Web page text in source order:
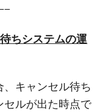
ちシステムの運
キャンセル待ち
セルが出た時点で